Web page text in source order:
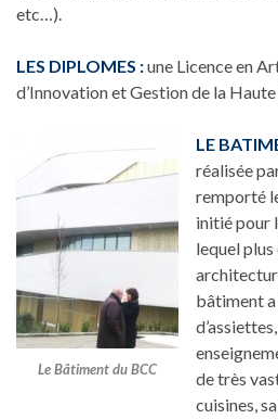
etc…).
LES DIPLOMES :une Licence en
d’Innovation et Gestion de la
Le Bâtiment du BCC
LE
réalisée
remporté
initié pour
lequel
bâtiment a
de très
cuisines,